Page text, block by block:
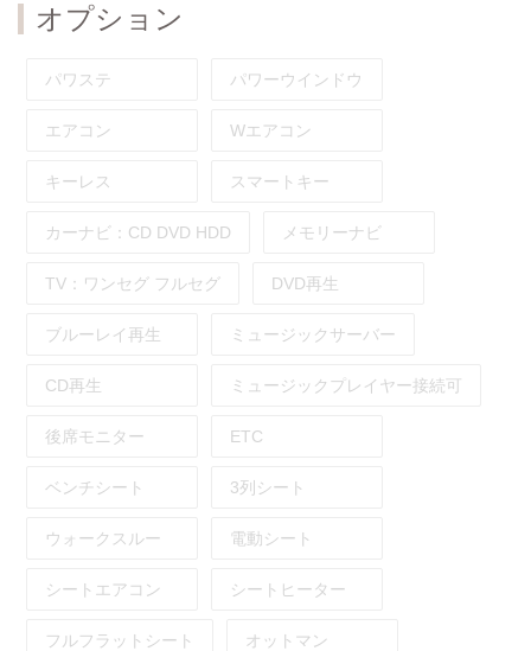
オプション
パワステ パワーウインドウ
エアコン Wエアコン
キーレス スマートキー
カーナビ： CD DVD HDD メモリーナビ
TV： ワンセグ フルセグ DVD再生
ブルーレイ再生 ミュージックサーバー
CD再生 ミュージックプレイヤー接続可
後席モニター ETC
ベンチシート 3列シート
ウォークスルー 電動シート
シートエアコン シートヒーター
フルフラットシート オットマン